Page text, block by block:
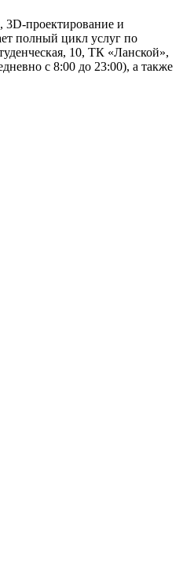
3D-проектирование и
полный цикл услуг по
10, ТК «Ланской»,
с 8:00 до 23:00), а также